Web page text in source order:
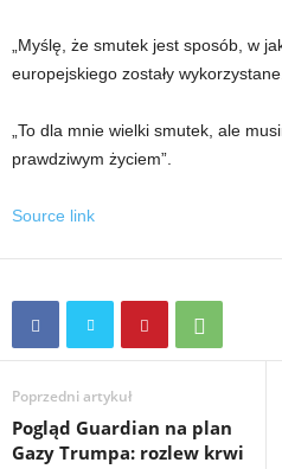
„Myślę, że smutek jest sposób, w
europejskiego zostały wykorzystane.
„To dla mnie wielki smutek, ale
prawdziwym życiem”.
Source link
Poprzedni artykuł
Pogląd Guardian na plan
Gazy Trumpa: rozlew krwi